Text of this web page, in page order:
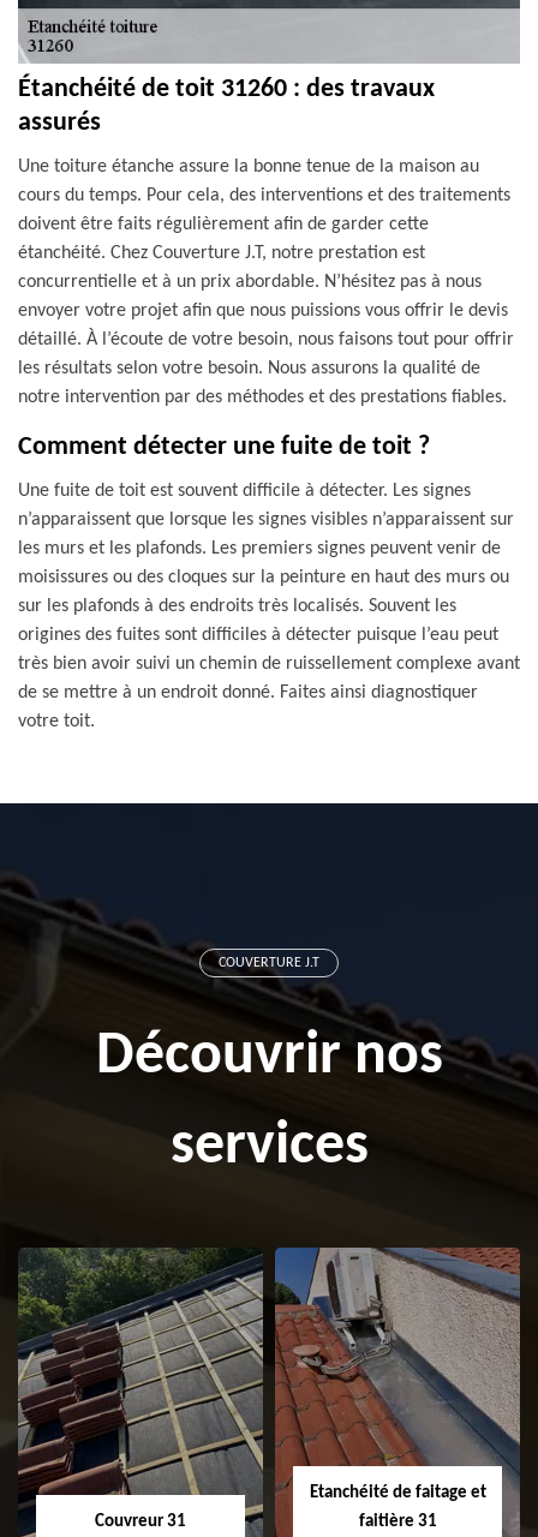
Étanchéité de toit 31260 : des travaux
assurés
Une toiture étanche assure la bonne tenue de la maison au
cours du temps. Pour cela, des interventions et des traitements
doivent être faits régulièrement afin de garder cette
étanchéité. Chez Couverture J.T, notre prestation est
concurrentielle et à un prix abordable. N’hésitez pas à nous
envoyer votre projet afin que nous puissions vous offrir le devis
détaillé. À l’écoute de votre besoin, nous faisons tout pour offrir
les résultats selon votre besoin. Nous assurons la qualité de
notre intervention par des méthodes et des prestations fiables.
Comment détecter une fuite de toit ?
Une fuite de toit est souvent difficile à détecter. Les signes
n’apparaissent que lorsque les signes visibles n’apparaissent sur
les murs et les plafonds. Les premiers signes peuvent venir de
moisissures ou des cloques sur la peinture en haut des murs ou
sur les plafonds à des endroits très localisés. Souvent les
origines des fuites sont difficiles à détecter puisque l’eau peut
très bien avoir suivi un chemin de ruissellement complexe avant
de se mettre à un endroit donné. Faites ainsi diagnostiquer
votre toit.
COUVERTURE J.T
Découvrir nos
services
Couvreur 31
Etanchéité de faitage et
faitière 31